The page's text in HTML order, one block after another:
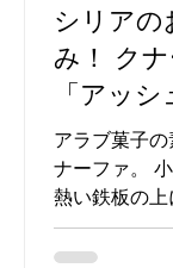
シリアの
み！ クナ
「アッ
アラブ菓子の
ナーファ。
熱い鉄板の上
きたてはふわ
髪の毛のよう